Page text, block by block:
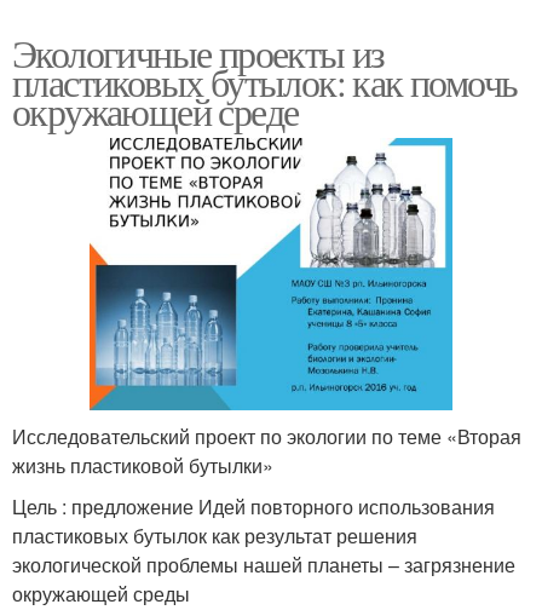
Экологичные проекты из
пластиковых бутылок: как помочь
окружающей среде
Исследовательский проект по экологии по теме «Вторая
жизнь пластиковой бутылки»
Цель : предложение Идей повторного использования
пластиковых бутылок как результат решения
экологической проблемы нашей планеты – загрязнение
окружающей среды